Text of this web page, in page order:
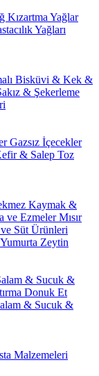
Kızartma Yağlar
Yağları
Bisküvi & Kek &
& Şekerleme
Gazsız İçecekler
& Salep Toz
Kaymak &
ve EzmelerMısır
Süt Ürünleri
Yumurta Zeytin
& Sucuk &
Donuk Et
& Sucuk &
Malzemeleri